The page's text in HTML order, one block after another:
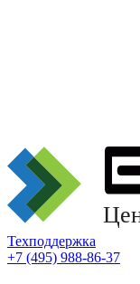
Техподдержка
+7 (495) 988-86-37